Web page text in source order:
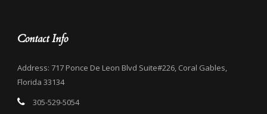
Contact Info
Address: 717 Ponce De Leon Blvd Suite#226, Coral Gables,
Florida 33134
305-529-5054